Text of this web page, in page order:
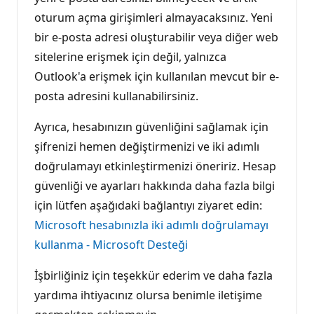
oturum açma girişimleri almayacaksınız. Yeni
bir e-posta adresi oluşturabilir veya diğer web
sitelerine erişmek için değil, yalnızca
Outlook'a erişmek için kullanılan mevcut bir e-
posta adresini kullanabilirsiniz.
Ayrıca, hesabınızın güvenliğini sağlamak için
şifrenizi hemen değiştirmenizi ve iki adımlı
doğrulamayı etkinleştirmenizi öneririz. Hesap
güvenliği ve ayarları hakkında daha fazla bilgi
için lütfen aşağıdaki bağlantıyı ziyaret edin:
Microsoft hesabınızla iki adımlı doğrulamayı
kullanma - Microsoft Desteği
İşbirliğiniz için teşekkür ederim ve daha fazla
yardıma ihtiyacınız olursa benimle iletişime